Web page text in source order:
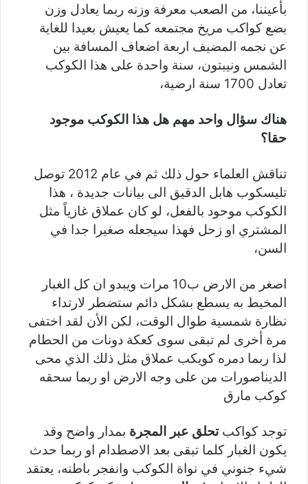
بأعيننا، من الصعب معرفة وزنه ربما يعادل وزن
بضع كواكب مريخ مجتمعه كما يعيش بعيدا للغاية
عن نجمه المضيف اربعة اضعاف المسافة بين
الشمس ونيبتون، سنة واحدة على هذا الكوكب
تعادل 1700 سنة ارضية،
هناك سؤال واحد مهم هل هذا الكوكب موجود
حقا؟
تناقش العلماء حول ذلك ثم في عام 2012 توصل
تليسكوب هابل الدقيق الى بيانات جديدة ، هذا
الكوكب موحود بالفعل، لو كان عملاق غازياً مثل
المشتري او زحل فهذا سيجعله صغيرا جدا في
السن،
اصغر من الارض ب10 مرات ويبدو ان كل الغبار
المخيط به يسطع بشكل دائم ستضطر لارتداء
نظارة شمسية طوال الوقت، لكن الأن لقد اختفى
مرة أخرى لم تبقى سوى كعكة دونات من الحطام
لذا ربما دمره كويكب عملاق مثل ذلك الذي محى
الديناصورات من على وجه الارض او ربما سحقه
كوكب مارق
توجد كواكبتحلق عبر المجرة بمدار واضح وقد
يكون الغبار كلما تبقى بعد الاصطدام او ربما حدث
شيء جنوني في نواة الكوكب وانفجر باطنه، يعتقد